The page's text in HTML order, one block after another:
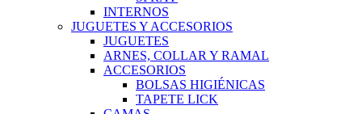
INTERNOS
JUGUETES Y ACCESORIOS
JUGUETES
ARNES, COLLAR Y RAMAL
ACCESORIOS
BOLSAS HIGIÉNICAS
TAPETE LICK